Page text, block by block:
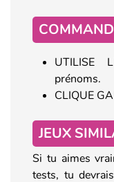
UTILISE
prénoms.
CLIQUE
JEUX
Si tu aimes
tests, tu